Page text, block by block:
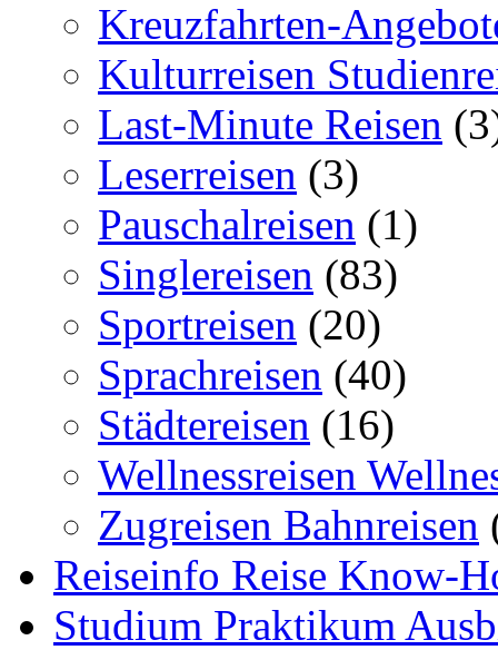
Kreuzfahrten-
Kulturreisen
Last-Minute Reisen
Leserreisen (3)
Pauschalreisen (1)
Singlereisen (83)
Sportreisen (20)
Sprachreisen (40)
Städtereisen (16)
Wellnessreisen
Zugreisen Bahnreisen
Reiseinfo Reise Know-
Studium Praktikum